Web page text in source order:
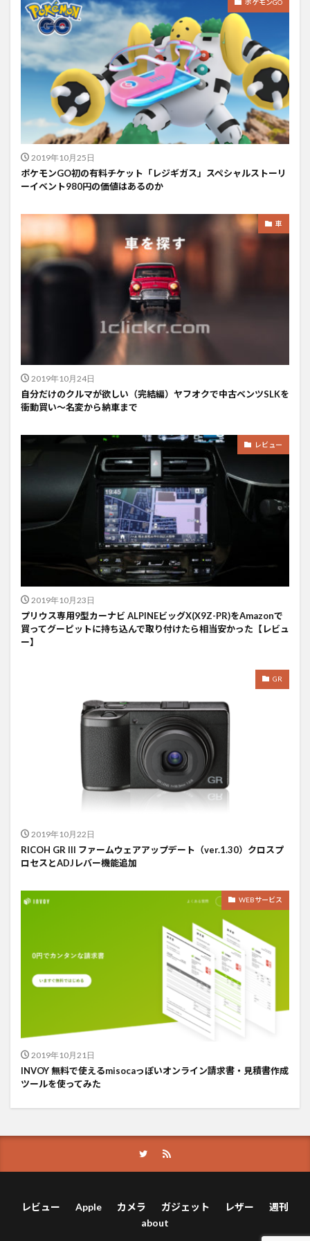
ポケモンGO
2019年10月25日
ポケモンGO初の有料チケット「レジギガス」スペシャルストーリ
ーイベント980円の価値はあるのか
車
2019年10月24日
自分だけのクルマが欲しい（完結編）ヤフオクで中古ベンツSLKを
衝動買い〜名変から納車まで
レビュー
2019年10月23日
プリウス専用9型カーナビ ALPINEビッグX(X9Z-PR)をAmazonで
買ってグーピットに持ち込んで取り付けたら相当安かった【レビュ
ー】
GR
2019年10月22日
RICOH GR III ファームウェアアップデート（ver.1.30）クロスプ
ロセスとADJレバー機能追加
WEBサービス
2019年10月21日
INVOY 無料で使えるmisocaっぽいオンライン請求書・見積書作成
ツールを使ってみた
レビュー Apple カメラ ガジェット レザー
週刊
about